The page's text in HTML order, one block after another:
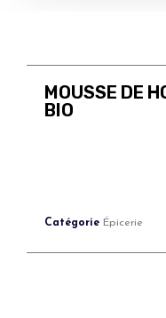
MOUSSE DE
BIO
Catégorie Épicerie